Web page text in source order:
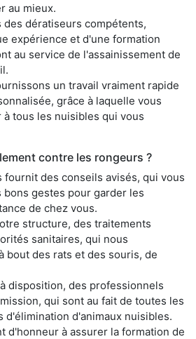
au mieux.
des dératiseurs compétents,
expérience et d'une formation
au service de l'assainissement de
un travail vraiment rapide
grâce à laquelle vous
tous les nuisibles qui vous
contre les rongeurs ?
des conseils avisés, qui vous
gestes pour garder les
de chez vous.
structure, des traitements
sanitaires, qui nous
bout des rats et des souris, de
disposition, des professionnels
qui sont au fait de toutes les
d'élimination d'animaux nuisibles.
d'honneur à assurer la formation de